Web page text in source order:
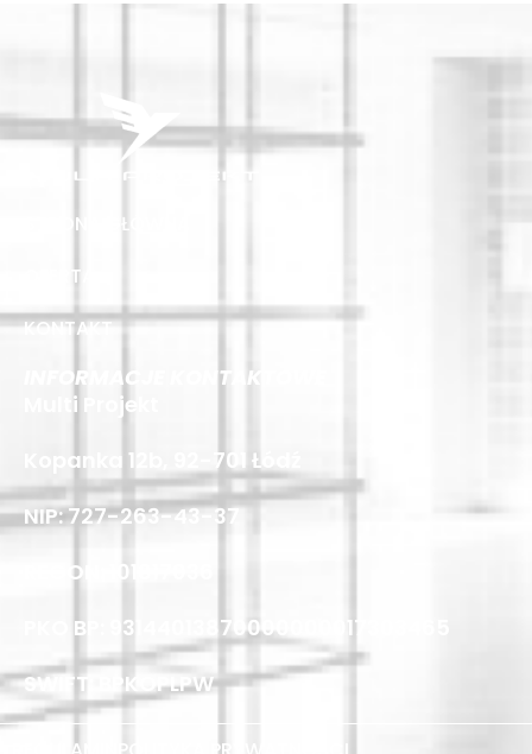
STRONA GŁÓWNA
OFERTA
KONTAKT
INFORMACJE KONTAKTOWE
Multi Projekt
Kopanka 12b, 92-701 Łódź
NIP: 727-263-43-37
REGON: 101817036
PKO BP: 93144013870000000017303465
SWIFT: BPKOPLPW